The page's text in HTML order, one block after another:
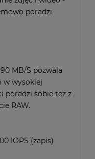
poradzi
MB/S pozwala
w wysokiej
poradzi sobie też z
RAW.
IOPS (zapis)